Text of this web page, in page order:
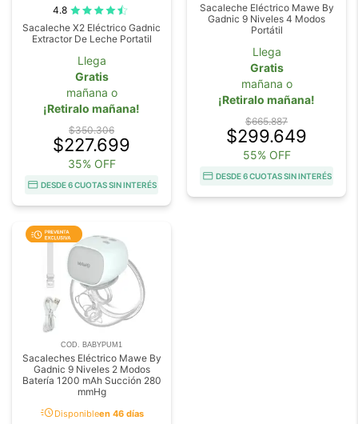
4.8
Sacaleche X2 Eléctrico Gadnic
Extractor De Leche Portatil
Llega
Gratis
mañana o
¡Retiralo mañana!
$350.306
$227.699
35% OFF
DESDE 6 CUOTAS SIN INTERÉS
Sacaleche Eléctrico Mawe By
Gadnic 9 Niveles 4 Modos
Portátil
Llega
Gratis
mañana o
¡Retiralo mañana!
$665.887
$299.649
55% OFF
DESDE 6 CUOTAS SIN INTERÉS
COD. BABYPUM1
Sacaleches Eléctrico Mawe By
Gadnic 9 Niveles 2 Modos
Batería 1200 mAh Succión 280
mmHg
acuteDisponibleen 46 días